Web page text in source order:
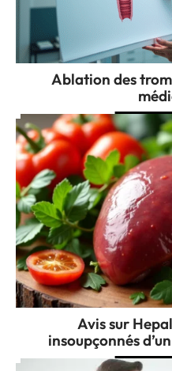
Ablation des
Avis sur
insoupçonnés